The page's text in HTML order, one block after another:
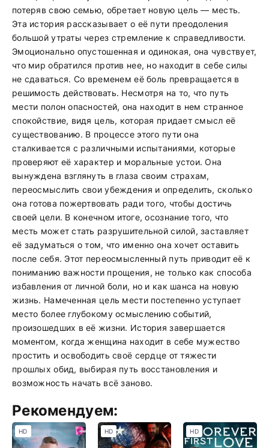
потеряв свою семью, обретает новую цель — месть.
Эта история рассказывает о её пути преодоления
большой утраты через стремление к справедливости.
Эмоционально опустошенная и одинокая, она чувствует,
что мир обратился против нее, но находит в себе силы
не сдаваться. Со временем её боль превращается в
решимость действовать. Несмотря на то, что путь
мести полон опасностей, она находит в нем странное
спокойствие, видя цель, которая придает смысл её
существованию. В процессе этого пути она
сталкивается с различными испытаниями, которые
проверяют её характер и моральные устои. Она
вынуждена взглянуть в глаза своим страхам,
переосмыслить свои убеждения и определить, сколько
она готова пожертвовать ради того, чтобы достичь
своей цели. В конечном итоге, осознание того, что
месть может стать разрушительной силой, заставляет
её задуматься о том, что именно она хочет оставить
после себя. Этот переосмысленный путь приводит её к
пониманию важности прощения, не только как способа
избавления от личной боли, но и как шанса на новую
жизнь. Намеченная цель мести постепенно уступает
место более глубокому осмыслению событий,
произошедших в её жизни. История завершается
моментом, когда женщина находит в себе мужество
простить и освободить своё сердце от тяжести
прошлых обид, выбирая путь восстановления и
возможность начать всё заново.
Рекомендуем:
HD HD HD